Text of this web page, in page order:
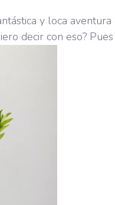
y loca
decir con eso?